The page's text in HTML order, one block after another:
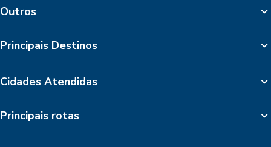
Outros
Principais Destinos
Cidades Atendidas
Principais rotas